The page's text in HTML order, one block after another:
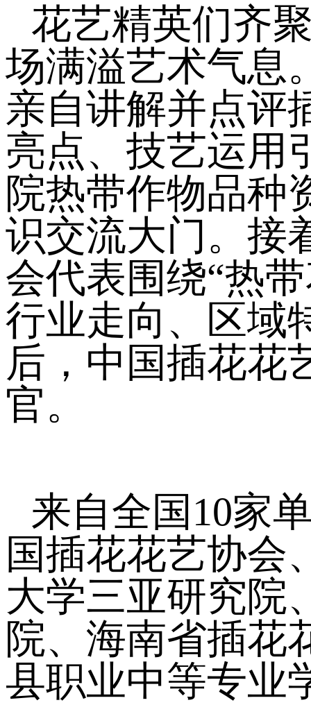
花艺精英们齐
场满溢艺术气息
亲自讲解并点评
亮点、技艺运用
院热带作物品种
识交流大门。接
会代表围绕“热
行业走向、区域
后，中国插花花
官。
来自全国10家
国插花花艺协会
大学三亚研究院
院、海南省插花
县职业中等专业